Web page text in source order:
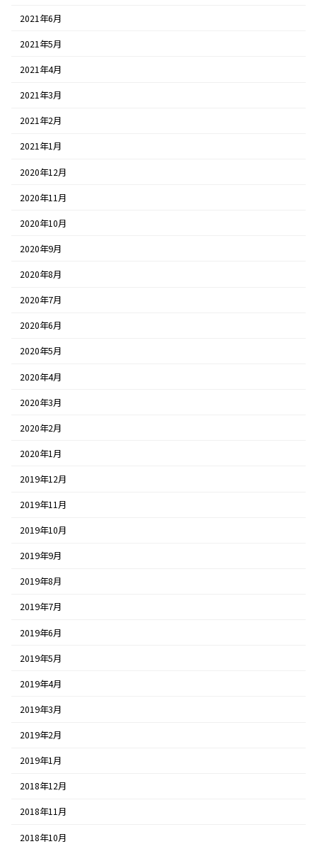
2021年6月
2021年5月
2021年4月
2021年3月
2021年2月
2021年1月
2020年12月
2020年11月
2020年10月
2020年9月
2020年8月
2020年7月
2020年6月
2020年5月
2020年4月
2020年3月
2020年2月
2020年1月
2019年12月
2019年11月
2019年10月
2019年9月
2019年8月
2019年7月
2019年6月
2019年5月
2019年4月
2019年3月
2019年2月
2019年1月
2018年12月
2018年11月
2018年10月